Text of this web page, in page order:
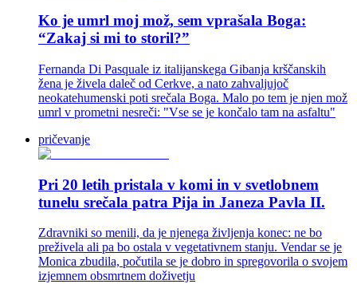
Ko je umrl moj mož, sem vprašala Boga:
“Zakaj si mi to storil?”
Fernanda Di Pasquale iz italijanskega Gibanja krščanskih
žena je živela daleč od Cerkve, a nato zahvaljujoč
neokatehumenski poti srečala Boga. Malo po tem je njen mož
umrl v prometni nesreči: "Vse se je končalo tam na asfaltu"
pričevanje
Pri 20 letih pristala v komi in v svetlobnem
tunelu srečala patra Pija in Janeza Pavla II.
Zdravniki so menili, da je njenega življenja konec: ne bo
preživela ali pa bo ostala v vegetativnem stanju. Vendar se je
Monica zbudila, počutila se je dobro in spregovorila o svojem
izjemnem obsmrtnem doživetju